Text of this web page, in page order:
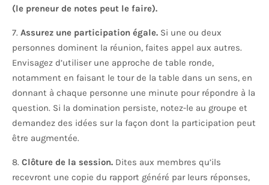
(le preneur de notes peut le faire).
7. Assurez une participation égale. Si une ou deux
personnes dominent la réunion, faites appel aux autres.
Envisagez d’utiliser une approche de table ronde,
notamment en faisant le tour de la table dans un sens, en
donnant à chaque personne une minute pour répondre à la
question. Si la domination persiste, notez-le au groupe et
demandez des idées sur la façon dont la participation peut
être augmentée.
8. Clôture de la session. Dites aux membres qu’ils
recevront une copie du rapport généré par leurs réponses,